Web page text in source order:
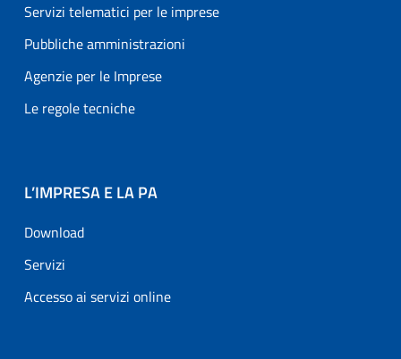
Servizi telematici per le imprese
Pubbliche amministrazioni
Agenzie per le Imprese
Le regole tecniche
L’IMPRESA E LA PA
Download
Servizi
Accesso ai servizi online